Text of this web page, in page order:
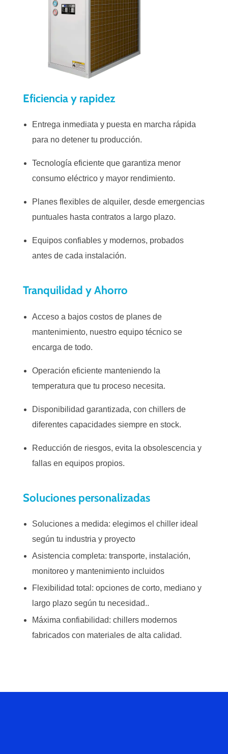
Eficiencia y rapidez
Entrega inmediata y puesta en marcha rápida
para no detener tu producción.
Tecnología eficiente que garantiza menor
consumo eléctrico y mayor rendimiento.
Planes flexibles de alquiler, desde emergencias
puntuales hasta contratos a largo plazo.
Equipos confiables y modernos, probados
antes de cada instalación.
Tranquilidad y Ahorro
Acceso a bajos costos de planes de
mantenimiento, nuestro equipo técnico se
encarga de todo.
Operación eficiente manteniendo la
temperatura que tu proceso necesita.
Disponibilidad garantizada, con chillers de
diferentes capacidades siempre en stock.
Reducción de riesgos, evita la obsolescencia y
fallas en equipos propios.
Soluciones personalizadas
Soluciones a medida: elegimos el chiller ideal
según tu industria y proyecto
Asistencia completa: transporte, instalación,
monitoreo y mantenimiento incluidos
Flexibilidad total: opciones de corto, mediano y
largo plazo según tu necesidad..
Máxima confiabilidad: chillers modernos
fabricados con materiales de alta calidad.